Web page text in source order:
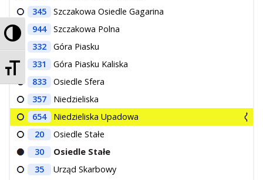
Przełącz wysoki kontrast
Zmień rozmiar czcionek
345
Szczakowa Osiedle Gagarina
944
Szczakowa Polna
332
Góra Piasku
331
Góra Piasku Kaliska
833
Osiedle Sfera
357
Niedzieliska
654
Niedzieliska Upadowa
20
Osiedle Stałe
30
Osiedle Stałe
35
Urząd Skarbowy